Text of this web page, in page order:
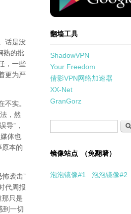
话是没
熟的批
，一些
更为严
实。
，然
导”，
体也
本的
袭击”
代周报
那只是
到一切
翻墙工具
ShadowVPN
Your Freedom
倩影VPN网络加速器
XX-Net
GranGorz
搜索
镜像站点 （免翻墙）
泡泡镜像#1 泡泡镜像#2